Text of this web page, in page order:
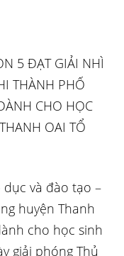
5 ĐẠT GIẢI NHÌ
THÀNH PHỐ
CHO HỌC
OAI TỔ
dục và đào tạo –
huyện Thanh
cho học sinh
giải phóng Thủ